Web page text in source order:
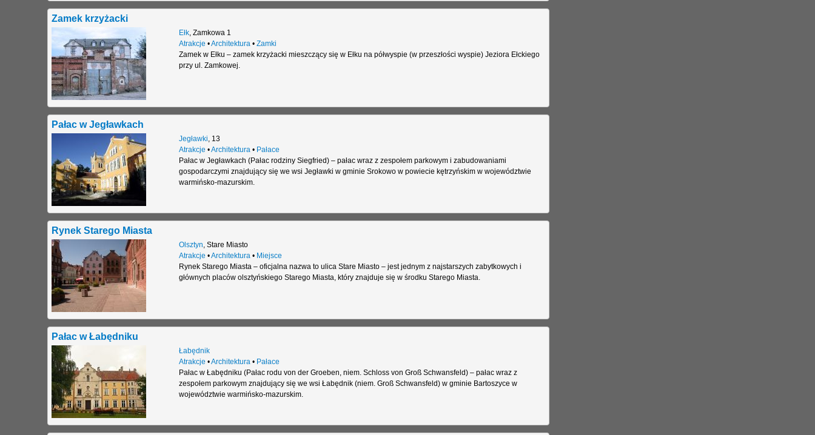
Zamek krzyżacki
Ełk, Zamkowa 1
Atrakcje •Architektura• Zamki
Zamek w Ełku – zamek krzyżacki mieszczący się w Ełku na półwyspie (w przeszłości wyspie) Jeziora Ełckiego
przy ul. Zamkowej.
Pałac w Jegławkach
Jegławki, 13
Atrakcje •Architektura• Pałace
Pałac w Jegławkach (Pałac rodziny Siegfried) – pałac wraz z zespołem parkowym i zabudowaniami
gospodarczymi znajdujący się we wsi Jegławki w gminie Srokowo w powiecie kętrzyńskim w województwie
warmińsko-mazurskim.
Rynek Starego Miasta
Olsztyn, Stare Miasto
Atrakcje •Architektura• Miejsce
Rynek Starego Miasta – oficjalna nazwa to ulica Stare Miasto – jest jednym z najstarszych zabytkowych i
głównych placów olsztyńskiego Starego Miasta, który znajduje się w środku Starego Miasta.
Pałac w Łabędniku
Łabędnik
Atrakcje •Architektura • Pałace
Pałac w Łabędniku (Pałac rodu von der Groeben, niem. Schloss von Groß Schwansfeld) – pałac wraz z
zespołem parkowym znajdujący się we wsi Łabędnik (niem. Groß Schwansfeld) w gminie Bartoszyce w
województwie warmińsko-mazurskim.